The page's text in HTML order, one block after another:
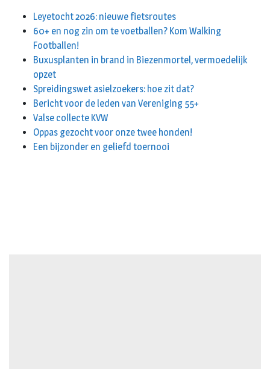
Leyetocht 2026: nieuwe fietsroutes
60+ en nog zin om te voetballen? Kom Walking
Footballen!
Buxusplanten in brand in Biezenmortel, vermoedelijk
opzet
Spreidingswet asielzoekers: hoe zit dat?
Bericht voor de leden van Vereniging 55+
Valse collecte KVW
Oppas gezocht voor onze twee honden!
Een bijzonder en geliefd toernooi